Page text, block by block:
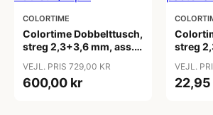
COLORTIME
Colortime Dobbelttusch,
streg 2,3+3,6 mm, ass.
VEJL. PRIS 729,00 KR
600,00 kr
streg
VEJL.
22,95